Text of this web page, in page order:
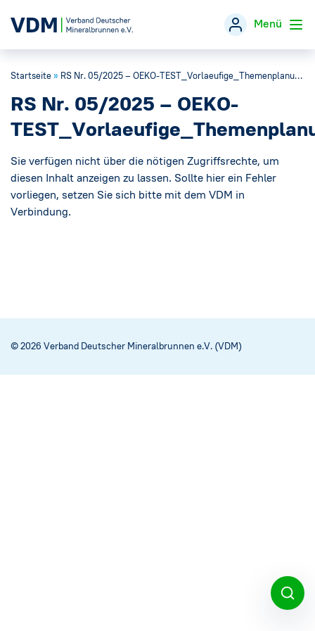
Menü
Verband →
Themen →
Öffentlichkeitsarbeit
Veranstaltungen
Social Media →
Startseite» RS Nr. 05/2025 – OEKO-TEST_Vorlaeufige_Themenplanung_2025
RS Nr. 05/2025 – OEKO-
Sie verfügen nicht über die nötigen Zugriffsrechte, um
diesen Inhalt anzeigen zu lassen. Sollte hier ein Fehler
vorliegen, setzen Sie sich bitte mit dem VDM in
Verbindung.
© 2026 Verband Deutscher Mineralbrunnen e.V. (VDM)